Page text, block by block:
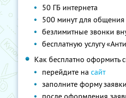
50 ГБ интернета
500 минут для общения
безлимитные звонки
бесплатную услугу
Как бесплатно оформить
перейдите на сайт
заполните форму
после оформления